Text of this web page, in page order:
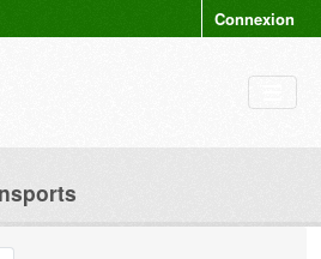
Connexion